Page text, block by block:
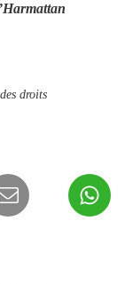
droits